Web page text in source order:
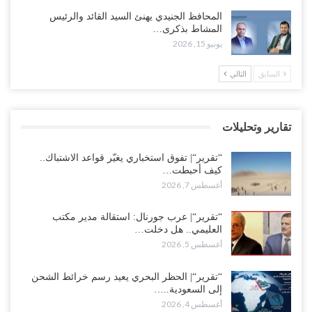
خلافات الرواتب تشعل مواجهة داخل معسكر التحالف… والإصلاح يصعّد
في جبهات مأرب وتعز والضالع..!
أغسطس 5, 2026
السعودية تُصعّد الحصار على اليمنيين.. وقرار بحرمان طلاب الشمال من
العليمي يشغل خصومه بمعارك التعيينات.. وتحركات موازية للسيطرة على
ملفات المال والنفط..!
أغسطس 5, 2026
“تقرير“| الحظر البحري يعيد رسم خرائط الشحن إلى السعودية.. ناقلات
النفط تلتف حول أفريقيا وسفن تعلن: “لا توجد شحنة…
أغسطس 4, 2026
مليون برميل يشعل غضب حضرموت..!
أغسطس 4, 2026
المحافظ الجنيدي يهنئ السيد القائد والرئيس
المشاط بذكرى…
يونيو 15, 2026
السابق التالي
تقارير وتحليلات
“تقرير“| تفوق استخباري يغيّر قواعد الاشتباك..
كيف أحبطت…
أغسطس 7, 2026
“تقرير“| عرب جورنال: استقالة مدير مكتب
العليمي.. هل دخلت…
أغسطس 5, 2026
“تقرير“| الحظر البحري يعيد رسم خرائط الشحن
إلى السعودية..…
أغسطس 4, 2026